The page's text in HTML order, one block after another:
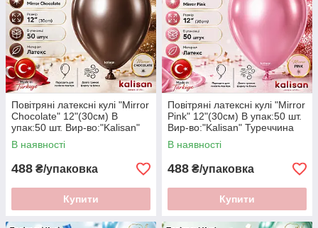
Повітряні латексні кулі "Mirror
Chocolate" 12"(30см) В
упак:50 шт. Вир-во:"Kalisan"
Туреччина
В наявності
488 ₴/упаковка
Купити
Повітряні латексні кулі "Mirror
Pink" 12"(30см) В упак:50 шт.
Вир-во:"Kalisan" Туреччина
В наявності
488 ₴/упаковка
Купити